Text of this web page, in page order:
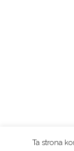
Ta strona